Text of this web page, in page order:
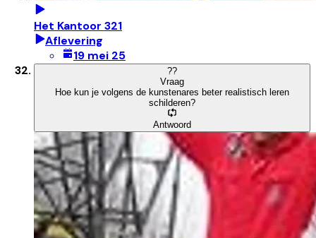
Het Kantoor 321
Aflevering
19 mei 25
??
Vraag
Hoe kun je volgens de kunstenares beter realistisch leren
schilderen?
Antwoord